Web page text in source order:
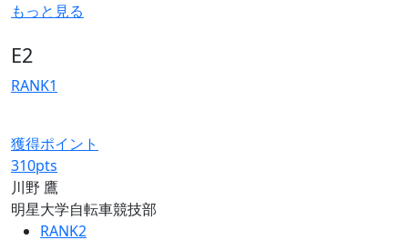
もっと見る
E2
RANK1
獲得ポイント
310pts
川野 鷹
明星大学自転車競技部
RANK2